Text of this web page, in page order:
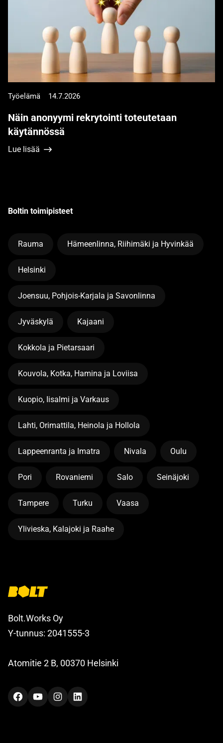
Työelämä 14.7.2026
Näin anonyymi rekrytointi toteutetaan
käytännössä
Lue lisää
Boltin toimipisteet
Rauma Hämeenlinna, Riihimäki ja Hyvinkää
Helsinki
Joensuu, Pohjois-Karjala ja Savonlinna
Jyväskylä Kajaani
Kokkola ja Pietarsaari
Kouvola, Kotka, Hamina ja Loviisa
Kuopio, Iisalmi ja Varkaus
Lahti, Orimattila, Heinola ja Hollola
Lappeenranta ja Imatra Nivala Oulu
Pori Rovaniemi Salo Seinäjoki
Tampere Turku Vaasa
Ylivieska, Kalajoki ja Raahe
Bolt.Works Oy
Y-tunnus: 2041555-3
Atomitie 2 B, 00370 Helsinki
FacebookYouTubeInstagramLinkedIn